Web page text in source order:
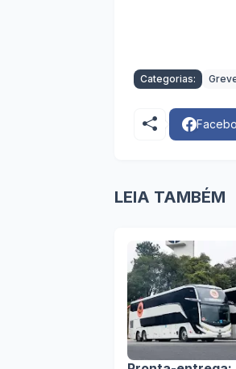
Categorias:
LEIA TAMBÉM